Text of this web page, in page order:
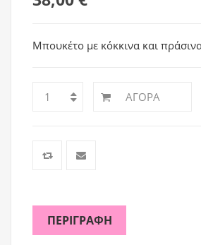
Μπουκέτο με κόκκινα και
ΑΓΟΡΆ
ΠΕΡΙΓΡΑΦΉ